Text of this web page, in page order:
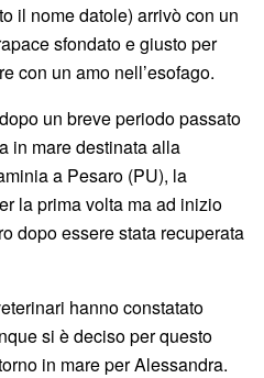
il nome datole) arrivò con un
sfondato e giusto per
con un amo nell’esofago.
un breve periodo passato
in mare destinata alla
a Pesaro (PU), la
la prima volta ma ad inizio
dopo essere stata recuperata
hanno constatato
si è deciso per questo
in mare per Alessandra.